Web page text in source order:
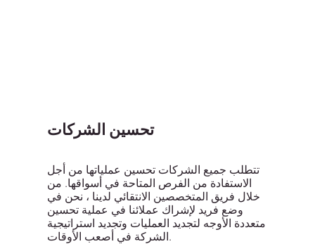
تحسين الشركات
تتطلب جميع الشركات تحسين عملياتها من أجل
الاستفادة من الفرص المتاحة في أسواقها. من
خلال فريق المتخصصين الانتقائي لدينا ، نحن في
وضع فريد لإشراك عملائنا في عملية تحسين
متعددة الأوجه لتجديد العمليات وتجديد استراتيجية
الشركة في أصعب الأوقات.